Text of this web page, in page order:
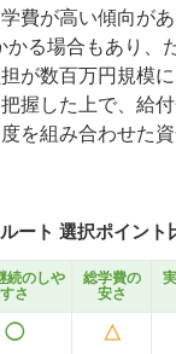
費が高い傾向が
る場合もあり、
が数百万円規模
握した上で、給
を組み合わせた
ート 選択ポイント
続のしや
すさ
総学費の
安さ
◯ △